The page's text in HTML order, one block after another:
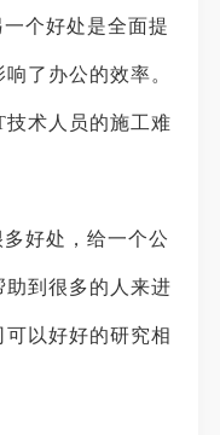
个好处是全面提
了办公的效率。
术人员的施工难
好处，给一个公
到很多的人来进
以好好的研究相